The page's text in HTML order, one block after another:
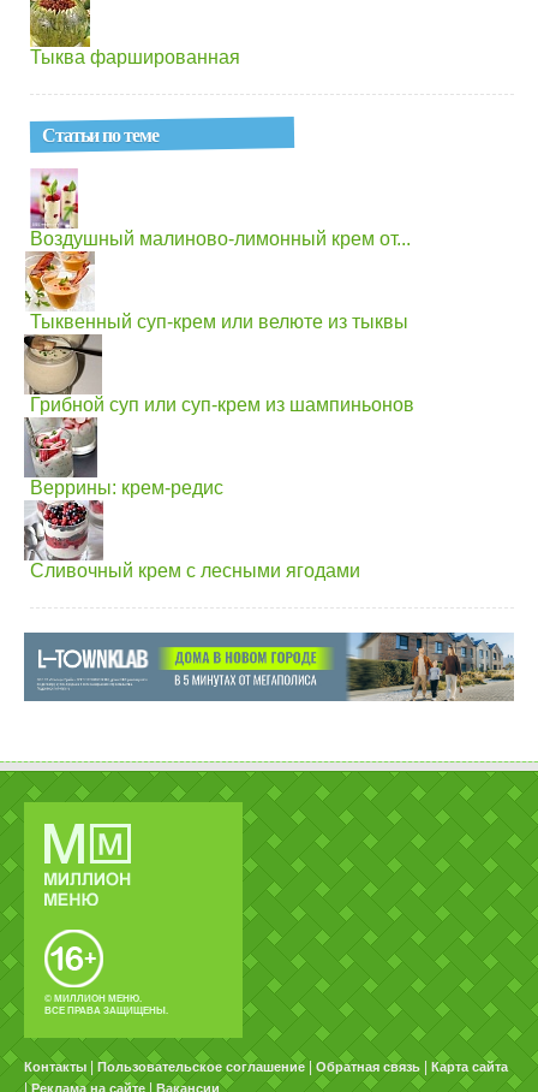
Тыква фаршированная
Статьи по теме
Воздушный малиново-лимонный крем от...
Тыквенный суп-крем или велюте из тыквы
Грибной суп или суп-крем из шампиньонов
Веррины: крем-редис
Сливочный крем с лесными ягодами
© МИЛЛИОН МЕНЮ.
ВСЕ ПРАВА ЗАЩИЩЕНЫ.
Контакты Пользовательское соглашение Обратная связь Карта сайта
|Реклама на сайте Вакансии